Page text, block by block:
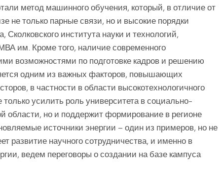
метод машинного обучения, который, в отличие от
не только парные связи, но и высокие порядки
института науки и технологий,
им. Кроме того, наличие современного
возможностями по подготовке кадров и решению
одним из важных факторов, повышающих
в частности в области высокотехнологичного
усилить роль университета в социально-
области, но и поддержит формирование в регионе
источники энергии – один из примеров, но не
развитие научного сотрудничества, и именно в
ведем переговоры о создании на базе кампуса